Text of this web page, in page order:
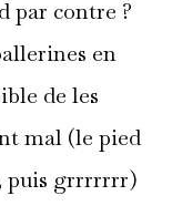
par contre ?
en
de les
mal (le pied
puis grrrrrrr)